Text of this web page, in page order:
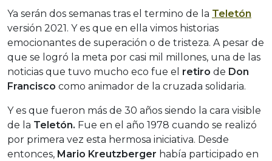
Ya serán dos semanas tras el termino de la Teletón
versión 2021. Y es que en ella vimos historias
emocionantes de superación o de tristeza. A pesar de
que se logró la meta por casi mil millones, una de las
noticias que tuvo mucho eco fue el retiro de Don
Francisco como animador de la cruzada solidaria.
Y es que fueron más de 30 años siendo la cara visible
de la Teletón. Fue en el año 1978 cuando se realizó
por primera vez esta hermosa iniciativa. Desde
entonces, Mario Kreutzberger había participado en